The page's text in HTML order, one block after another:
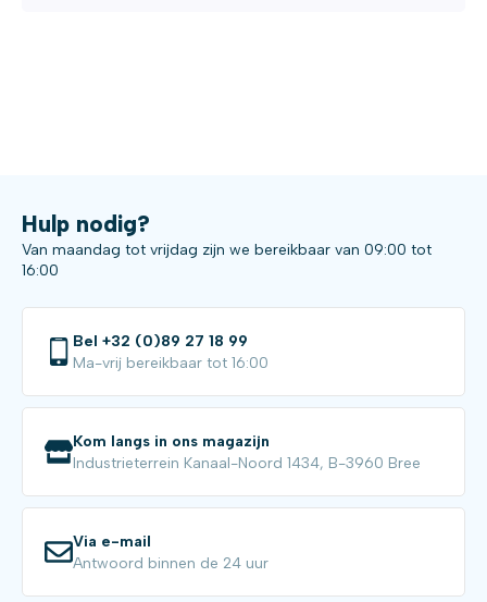
Hulp nodig?
Van maandag tot vrijdag zijn we bereikbaar van 09:00 tot
16:00
Bel +32 (0)89 27 18 99
Ma-vrij bereikbaar tot 16:00
Kom langs in ons magazijn
Industrieterrein Kanaal-Noord 1434, B-3960 Bree
Via e-mail
Antwoord binnen de 24 uur